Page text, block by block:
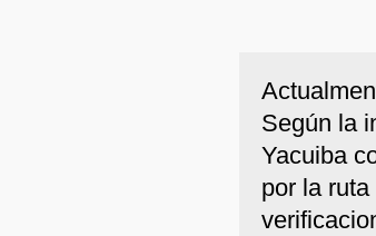
Según la
Yacuiba
por la